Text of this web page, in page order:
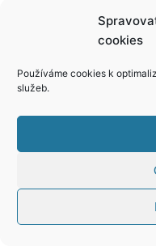
cookies
Používáme cookies k
služeb.
Copyright ©